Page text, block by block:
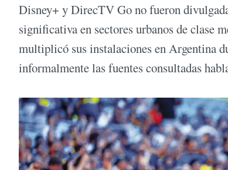
Disney+ y DirecTV Go no fueron
significativa en sectores urbanos de
multiplicó sus instalaciones en Argentina
informalmente las fuentes consultadas